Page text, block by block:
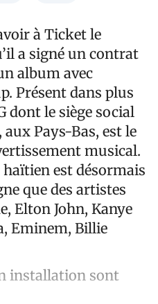
à Ticket le
a signé un contrat
album avec
Présent dans plus
dont le siège social
Pays-Bas, est le
musical.
est désormais
que des artistes
Elton John, Kanye
Eminem, Billie
installation sont